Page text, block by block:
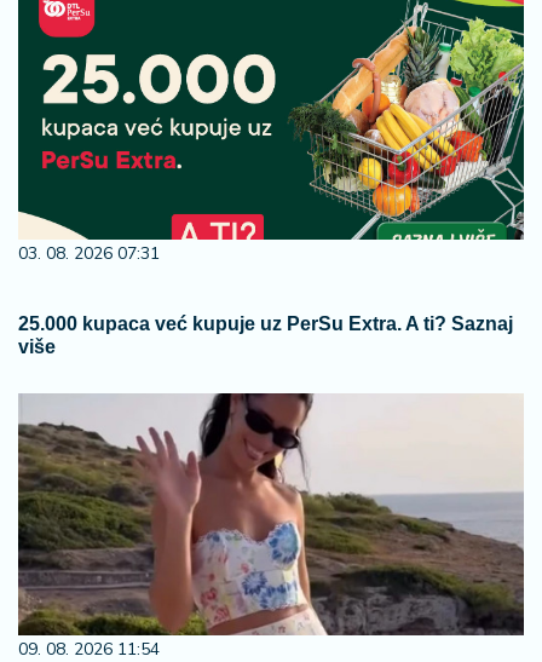
03. 08. 2026 07:31
25.000 kupaca već kupuje uz PerSu Extra. A ti? Saznaj
više
09. 08. 2026 11:54